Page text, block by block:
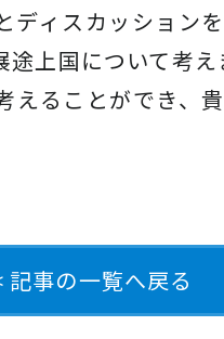
ディスカッション
途上国について考
えることができ、
記事の一覧へ戻る